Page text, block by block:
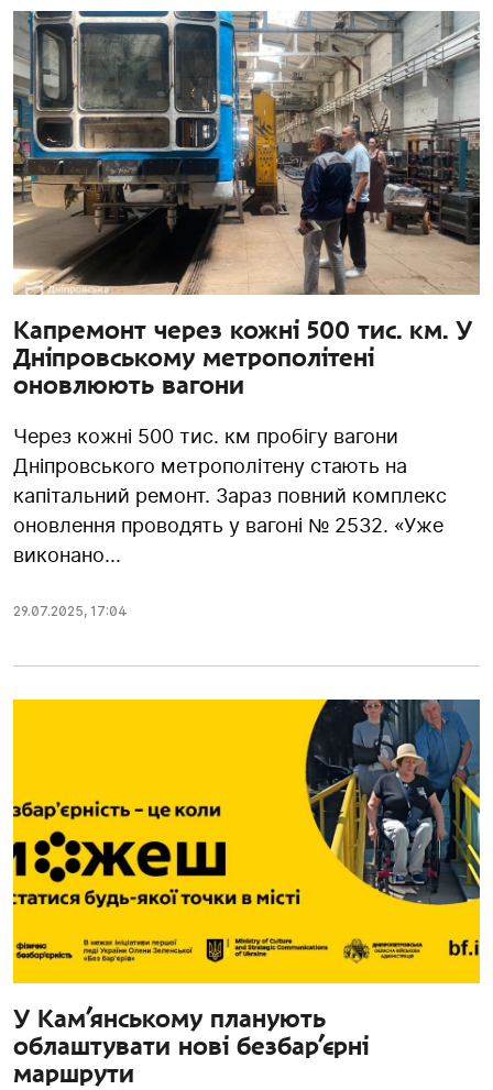
Капремонт через кожні 500 тис. км. У
Дніпровському метрополітені
оновлюють вагони
Через кожні 500 тис. км пробігу вагони
Дніпровського метрополітену стають на
капітальний ремонт. Зараз повний комплекс
оновлення проводять у вагоні № 2532. «Уже
виконано...
29.07.2025, 17:04
У Кам’янському планують
облаштувати нові безбар’єрні
маршрути